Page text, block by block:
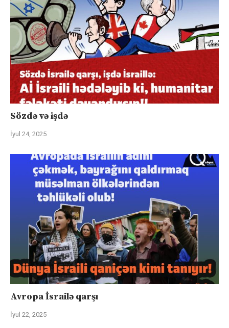
Sözdə və işdə
İyul 24, 2025
Avropa İsrailə qarşı
İyul 22, 2025